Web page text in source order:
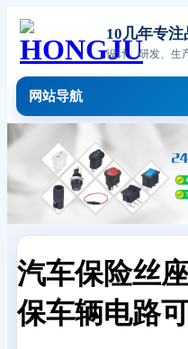
10几年专
设计、研发、生
网站导航
汽车保险丝
保车辆电路